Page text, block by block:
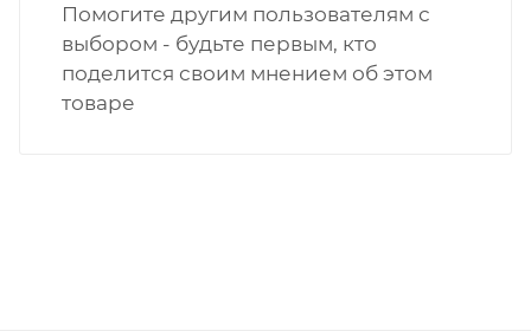
Помогите другим пользователям с
выбором - будьте первым, кто
поделится своим мнением об этом
товаре